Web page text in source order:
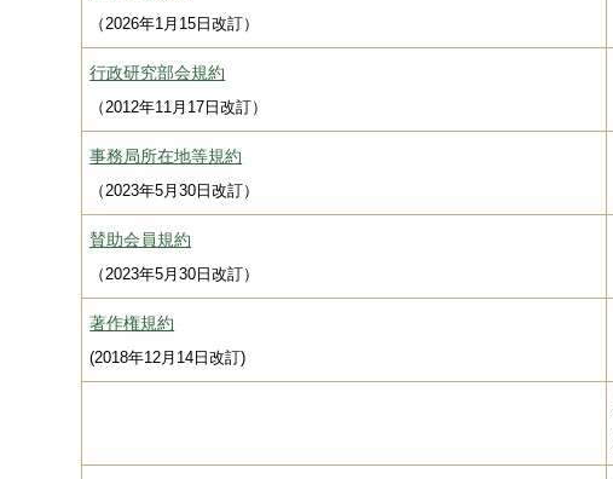
（2026年1月15日改訂）
行政研究部会規約
（2012年11月17日改訂）
事務局所在地等規約
（2023年5月30日改訂）
賛助会員規約
（2023年5月30日改訂）
著作権規約
(2018年12月14日改訂)